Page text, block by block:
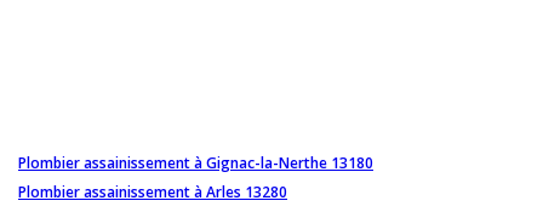
Plombier assainissement à Gignac-la-Nerthe 13180
Plombier assainissement à Arles 13280